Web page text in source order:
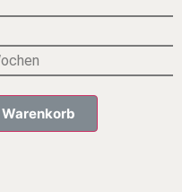
Warenkorb